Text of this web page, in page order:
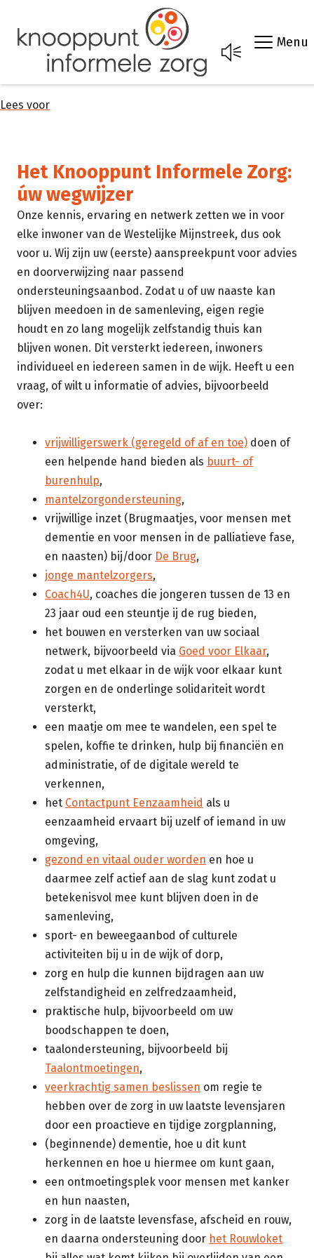
Menu
Lees voor
Het Knooppunt Informele Zorg:
úw wegwijzer
Onze kennis, ervaring en netwerk zetten we in voor
elke inwoner van de Westelijke Mijnstreek, dus ook
voor u. Wij zijn uw (eerste) aanspreekpunt voor advies
en doorverwijzing naar passend
ondersteuningsaanbod. Zodat u of uw naaste kan
blijven meedoen in de samenleving, eigen regie
houdt en zo lang mogelijk zelfstandig thuis kan
blijven wonen. Dit versterkt iedereen, inwoners
individueel en iedereen samen in de wijk. Heeft u een
vraag, of wilt u informatie of advies, bijvoorbeeld
over:
vrijwilligerswerk (geregeld of af en toe) doen of
een helpende hand bieden als buurt- of
burenhulp,
mantelzorgondersteuning,
vrijwillige inzet (Brugmaatjes, voor mensen met
dementie en voor mensen in de palliatieve fase,
en naasten) bij/door De Brug,
jonge mantelzorgers,
Coach4U, coaches die jongeren tussen de 13 en
23 jaar oud een steuntje ij de rug bieden,
het bouwen en versterken van uw sociaal
netwerk, bijvoorbeeld via Goed voor Elkaar,
zodat u met elkaar in de wijk voor elkaar kunt
zorgen en de onderlinge solidariteit wordt
versterkt,
een maatje om mee te wandelen, een spel te
spelen, koffie te drinken, hulp bij financiën en
administratie, of de digitale wereld te
verkennen,
het Contactpunt Eenzaamheid als u
eenzaamheid ervaart bij uzelf of iemand in uw
omgeving,
gezond en vitaal ouder worden en hoe u
daarmee zelf actief aan de slag kunt zodat u
betekenisvol mee kunt blijven doen in de
samenleving,
sport- en beweegaanbod of culturele
activiteiten bij u in de wijk of dorp,
zorg en hulp die kunnen bijdragen aan uw
zelfstandigheid en zelfredzaamheid,
praktische hulp, bijvoorbeeld om uw
boodschappen te doen,
taalondersteuning, bijvoorbeeld bij
Taalontmoetingen,
veerkrachtig samen beslissen om regie te
hebben over de zorg in uw laatste levensjaren
door een proactieve en tijdige zorgplanning,
(beginnende) dementie, hoe u dit kunt
herkennen en hoe u hiermee om kunt gaan,
een ontmoetingsplek voor mensen met kanker
en hun naasten,
zorg in de laatste levensfase, afscheid en rouw,
en daarna ondersteuning door het Rouwloket